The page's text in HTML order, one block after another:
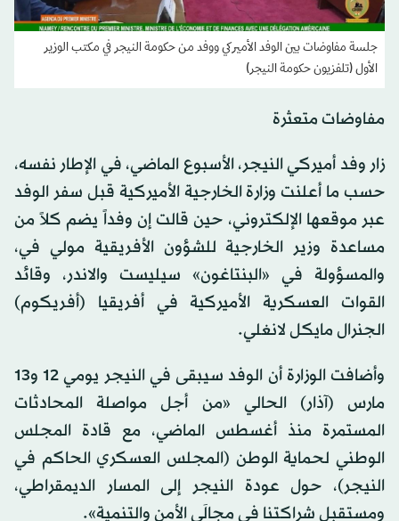
جلسة مفاوضات بين الوفد الأميركي ووفد من حكومة النيجر في مكتب الوزير
الأول (تلفزيون حكومة النيجر)
مفاوضات متعثرة
زار وفد أميركي النيجر، الأسبوع الماضي، في الإطار نفسه،
حسب ما أعلنت وزارة الخارجية الأميركية قبل سفر الوفد
عبر موقعها الإلكتروني، حين قالت إن وفداً يضم كلاً من
مساعدة وزير الخارجية للشؤون الأفريقية مولي في،
والمسؤولة في «البنتاغون» سيليست والاندر، وقائد
القوات العسكرية الأميركية في أفريقيا (أفريكوم)
الجنرال مايكل لانغلي.
وأضافت الوزارة أن الوفد سيبقى في النيجر يومي 12 و13
مارس (آذار) الحالي «من أجل مواصلة المحادثات
المستمرة منذ أغسطس الماضي، مع قادة المجلس
الوطني لحماية الوطن (المجلس العسكري الحاكم في
النيجر)، حول عودة النيجر إلى المسار الديمقراطي،
ومستقبل شراكتنا في مجالَي الأمن والتنمية».